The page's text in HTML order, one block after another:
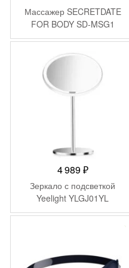
цена
составляла
5
990 ₽.
цена:
4
290 ₽.
Массажер SECRETDATE
FOR BODY SD-MSG1
4 989₽
Зеркало с подсветкой
Yeelight YLGJ01YL